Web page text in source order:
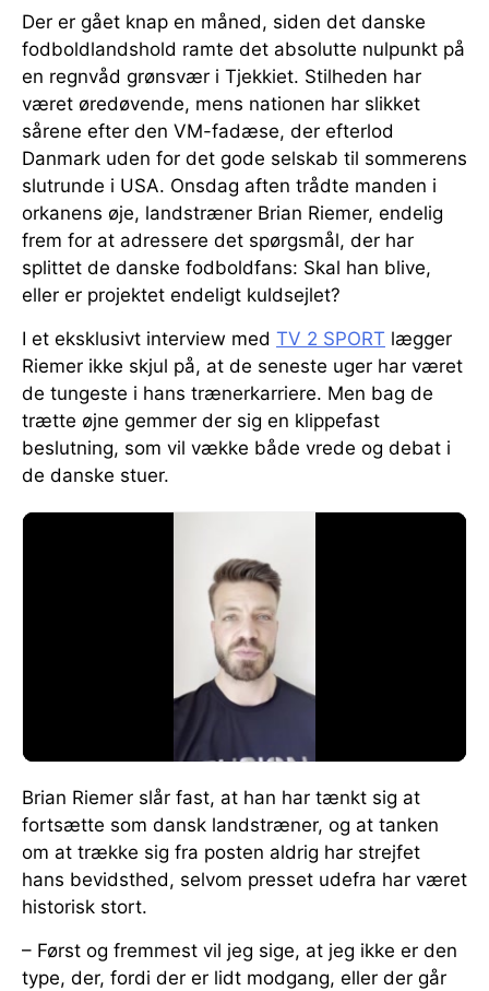
Der er gået knap en måned, siden det danske
fodboldlandshold ramte det absolutte nulpunkt på
en regnvåd grønsvær i Tjekkiet. Stilheden har
været øredøvende, mens nationen har slikket
sårene efter den VM-fadæse, der efterlod
Danmark uden for det gode selskab til sommerens
slutrunde i USA. Onsdag aften trådte manden i
orkanens øje, landstræner Brian Riemer, endelig
frem for at adressere det spørgsmål, der har
splittet de danske fodboldfans: Skal han blive,
eller er projektet endeligt kuldsejlet?
I et eksklusivt interview med TV 2 SPORT lægger
Riemer ikke skjul på, at de seneste uger har været
de tungeste i hans trænerkarriere. Men bag de
trætte øjne gemmer der sig en klippefast
beslutning, som vil vække både vrede og debat i
de danske stuer.
Brian Riemer slår fast, at han har tænkt sig at
fortsætte som dansk landstræner, og at tanken
om at trække sig fra posten aldrig har strejfet
hans bevidsthed, selvom presset udefra har været
historisk stort.
– Først og fremmest vil jeg sige, at jeg ikke er den
type, der, fordi der er lidt modgang, eller der går